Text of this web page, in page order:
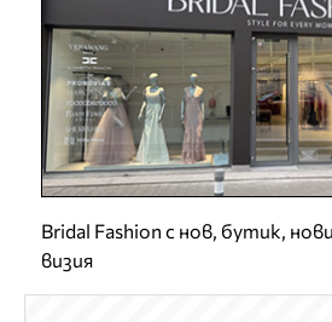
Bridal Fashion с нов, бутик,
визия